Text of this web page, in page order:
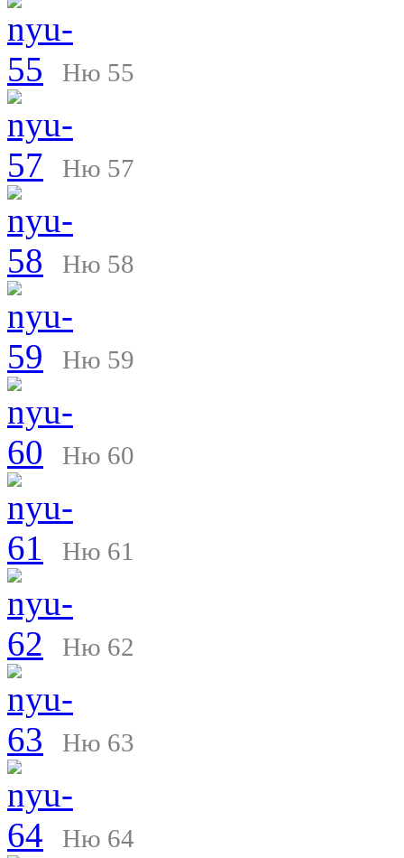
Ню 55
Ню 57
Ню 58
Ню 59
Ню 60
Ню 61
Ню 62
Ню 63
Ню 64